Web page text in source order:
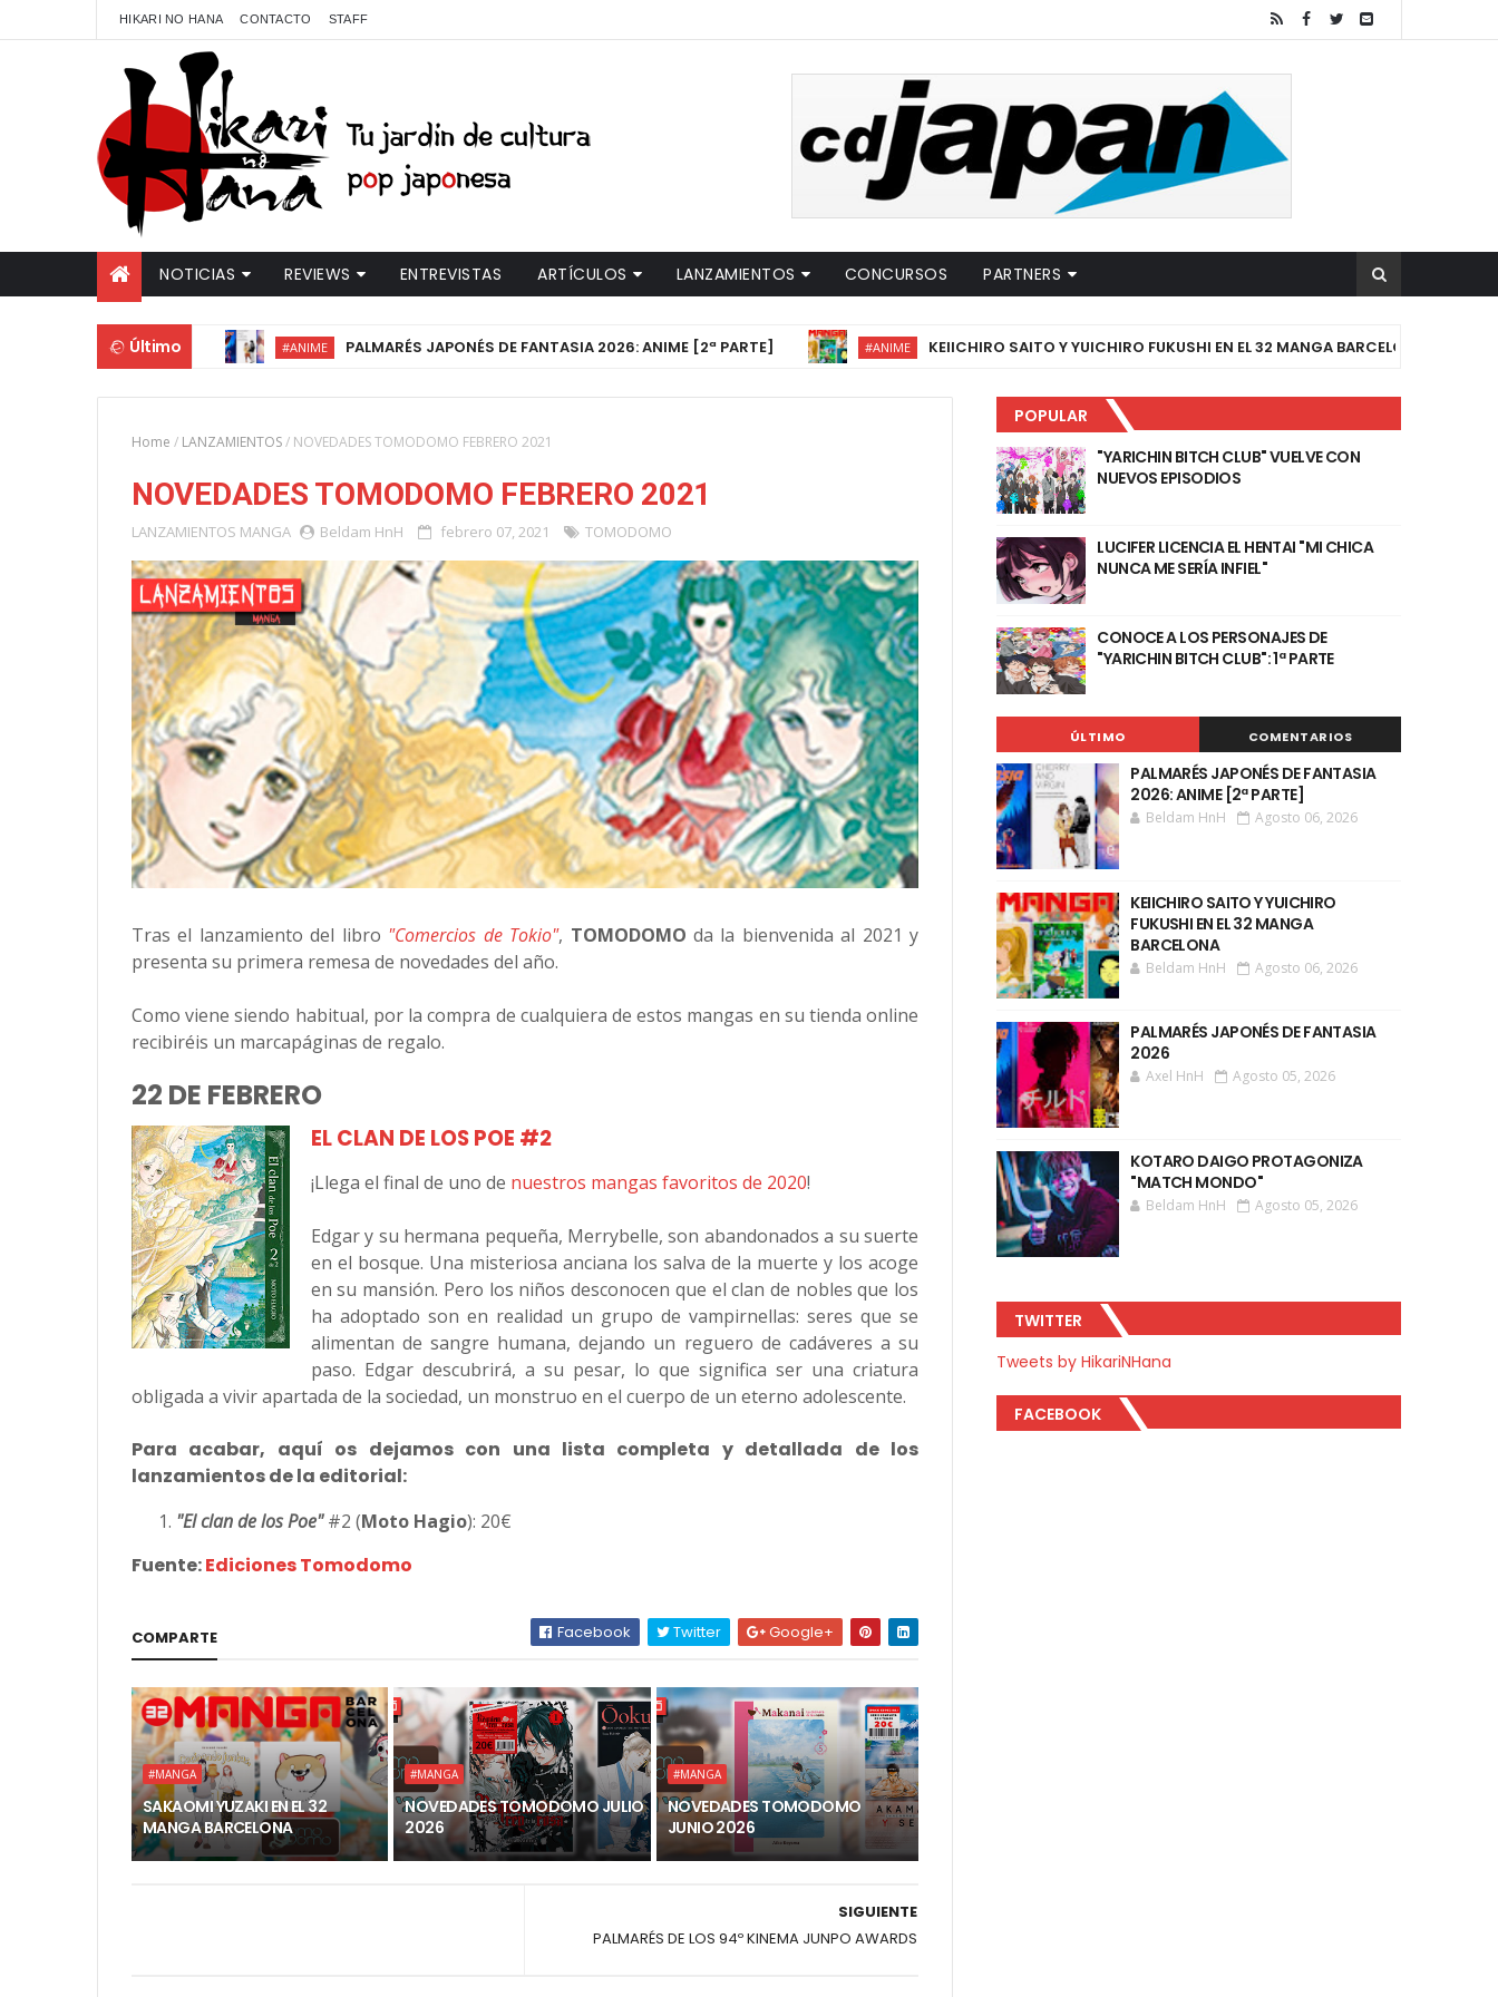
HIKARI NO HANA CONTACTO STAFF
NOTICIAS REVIEWS ENTREVISTAS ARTÍCULOS LANZAMIENTOS CONCURSOS PARTNERS
Último #ANIME PALMARÉS JAPONÉS DE FANTASIA 2026: ANIME [2ª PARTE] #ANIME KEIICHIRO SAITO Y YUICHIRO FUKUSHI EN EL 32 MANGA BARCELONA
Home / LANZAMIENTOS/ NOVEDADES TOMODOMO FEBRERO 2021
NOVEDADES TOMODOMO FEBRERO 2021
LANZAMIENTOS MANGA Beldam HnH febrero 07, 2021 TOMODOMO
Tras el lanzamiento del libro "Comercios de Tokio", TOMODOMOda la bienvenida al 2021 y
presenta su primera remesa de novedades del año.
Como viene siendo habitual, por la compra de cualquiera de estos mangas en su tienda online
recibiréis un marcapáginas de regalo.
22 DE FEBRERO
EL CLAN DE LOS POE #2
¡Llega el final de uno de nuestros mangas favoritos de 2020!
Edgar y su hermana pequeña, Merrybelle, son abandonados a su suerte
en el bosque. Una misteriosa anciana los salva de la muerte y los acoge
en su mansión. Pero los niños desconocen que el clan de nobles que los
ha adoptado son en realidad un grupo de vampirnellas: seres que se
alimentan de sangre humana, dejando un reguero de cadáveres a su
paso. Edgar descubrirá, a su pesar, lo que significa ser una criatura
obligada a vivir apartada de la sociedad, un monstruo en el cuerpo de un eterno adolescente.
Para acabar, aquí os dejamos con una lista completa y detallada de los
lanzamientos de la editorial:
"El clan de los Poe"#2 (Moto Hagio): 20€
Fuente:Ediciones Tomodomo
COMPARTE Facebook Twitter Google+
#MANGA
SAKAOMI YUZAKI EN EL 32
MANGA BARCELONA
#MANGA
NOVEDADES TOMODOMO JULIO
2026
#MANGA
NOVEDADES TOMODOMO
JUNIO 2026
SIGUIENTE
PALMARÉS DE LOS 94º KINEMA JUNPO AWARDS
POPULAR
"YARICHIN BITCH CLUB" VUELVE CON
NUEVOS EPISODIOS
LUCIFER LICENCIA EL HENTAI "MI CHICA
NUNCA ME SERÍA INFIEL"
CONOCE A LOS PERSONAJES DE
"YARICHIN BITCH CLUB": 1ª PARTE
ÚLTIMO COMENTARIOS
PALMARÉS JAPONÉS DE FANTASIA
2026: ANIME [2ª PARTE]
Beldam HnH Agosto 06, 2026
KEIICHIRO SAITO Y YUICHIRO
FUKUSHI EN EL 32 MANGA
BARCELONA
Beldam HnH Agosto 06, 2026
PALMARÉS JAPONÉS DE FANTASIA
2026
Axel HnH Agosto 05, 2026
KOTARO DAIGO PROTAGONIZA
"MATCH MONDO"
Beldam HnH Agosto 05, 2026
TWITTER
Tweets by HikariNHana
FACEBOOK